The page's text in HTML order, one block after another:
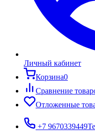
Личный кабинет
Корзина0
Сравнение
Отложенные
+7 9670339449